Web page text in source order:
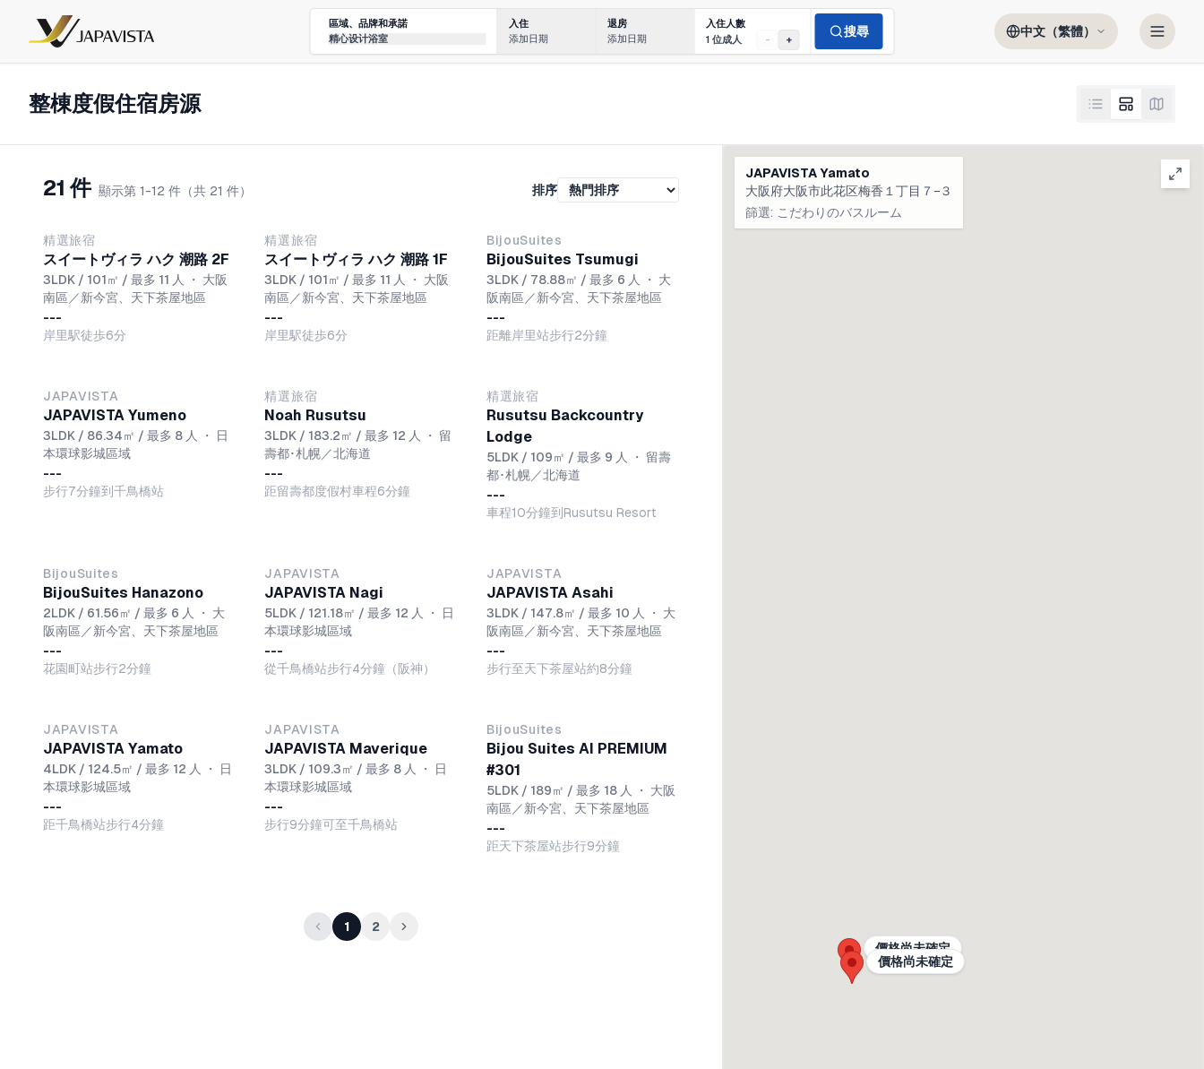
中文（繁體）
區域、品牌和承諾
精心设计浴室
入住
添加日期
退房
添加日期
入住人數
1 位成人
- +
搜尋
整棟度假住宿房源
21 件 顯示第 1-12 件（共 21 件） 排序
NEW
精選旅宿
スイートヴィラ ハク 潮路 2F
3LDK / 101㎡ / 最多 11 人 ・ 大阪
南區／新今宮、天下茶屋地區
---
岸里駅徒歩6分
NEW
精選旅宿
スイートヴィラ ハク 潮路 1F
3LDK / 101㎡ / 最多 11 人 ・ 大阪
南區／新今宮、天下茶屋地區
---
岸里駅徒歩6分
BijouSuites
BijouSuites Tsumugi
3LDK / 78.88㎡ / 最多 6 人 ・ 大
阪南區／新今宮、天下茶屋地區
---
距離岸里站步行2分鐘
JAPAVISTA
JAPAVISTA Yumeno
3LDK / 86.34㎡ / 最多 8 人 ・
日
本環球影城區域
---
步行7分鐘到千鳥橋站
精選旅宿
Noah Rusutsu
3LDK / 183.2㎡ / 最多 12 人 ・ 留
壽都･札幌／北海道
---
距留壽都度假村車程6分鐘
精選旅宿
Rusutsu Backcountry
Lodge
5LDK / 109㎡ / 最多 9 人 ・ 留壽
都･札幌／北海道
---
車程10分鐘到Rusutsu Resort
BijouSuites
BijouSuites Hanazono
2LDK / 61.56㎡ / 最多 6 人 ・ 大
阪南區／新今宮、天下茶屋地區
---
花園町站步行2分鐘
JAPAVISTA
JAPAVISTA Nagi
5LDK / 121.18㎡ / 最多 12 人 ・ 日
本環球影城區域
---
從千鳥橋站步行4分鐘（阪神）
JAPAVISTA
JAPAVISTA Asahi
3LDK / 147.8㎡ / 最多 10 人 ・ 大
阪南區／新今宮、天下茶屋地區
---
步行至天下茶屋站約8分鐘
JAPAVISTA
JAPAVISTA Yamato
4LDK / 124.5㎡ / 最多 12 人 ・
日
本環球影城區域
---
距千鳥橋站步行4分鐘
JAPAVISTA
JAPAVISTA Maverique
3LDK / 109.3㎡ / 最多 8 人 ・ 日
本環球影城區域
---
步行9分鐘可至千鳥橋站
BijouSuites
Bijou Suites AI PREMIUM
#301
5LDK / 189㎡ / 最多 18 人 ・ 大阪
南區／新今宮、天下茶屋地區
---
距天下茶屋站步行9分鐘
1
2
價格尚未確定
價格尚未確定
JAPAVISTA Yamato
大阪府大阪市此花区梅香１丁目７−３
篩選: こだわりのバスルーム